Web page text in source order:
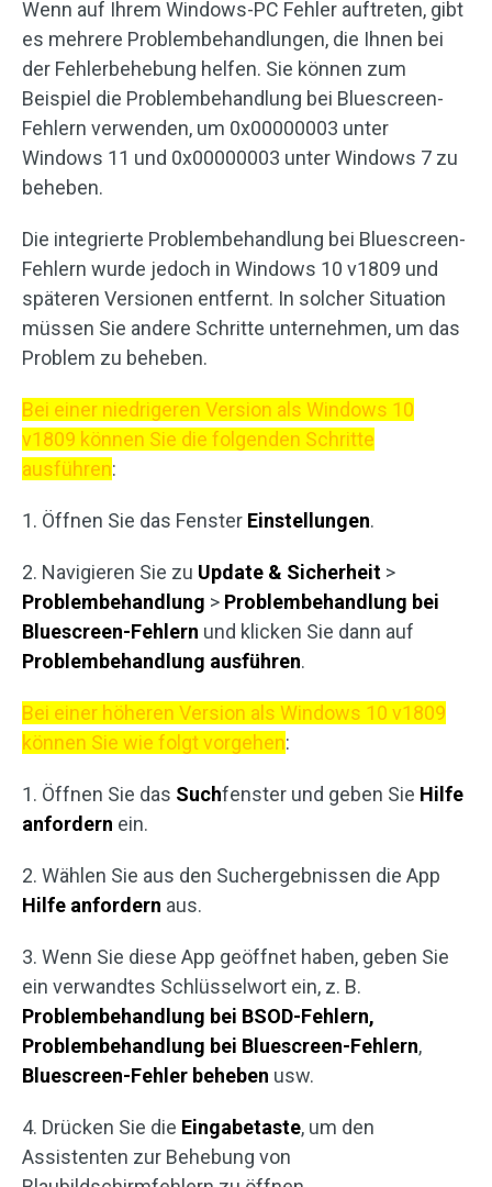
Wenn auf Ihrem Windows-PC Fehler auftreten, gibt
es mehrere Problembehandlungen, die Ihnen bei
der Fehlerbehebung helfen. Sie können zum
Beispiel die Problembehandlung bei Bluescreen-
Fehlern verwenden, um 0x00000003 unter
Windows 11 und 0x00000003 unter Windows 7 zu
beheben.
Die integrierte Problembehandlung bei Bluescreen-
Fehlern wurde jedoch in Windows 10 v1809 und
späteren Versionen entfernt. In solcher Situation
müssen Sie andere Schritte unternehmen, um das
Problem zu beheben.
Bei einer niedrigeren Version als Windows 10
v1809 können Sie die folgenden Schritte
ausführen:
1. Öffnen Sie das Fenster Einstellungen.
2. Navigieren Sie zu Update & Sicherheit >
Problembehandlung > Problembehandlung bei
Bluescreen-Fehlern und klicken Sie dann auf
Problembehandlung ausführen.
Bei einer höheren Version als Windows 10 v1809
können Sie wie folgt vorgehen:
1. Öffnen Sie das Suchfenster und geben Sie Hilfe
anfordern ein.
2. Wählen Sie aus den Suchergebnissen die App
Hilfe anfordern aus.
3. Wenn Sie diese App geöffnet haben, geben Sie
ein verwandtes Schlüsselwort ein, z. B.
Problembehandlung bei BSOD-Fehlern,
Problembehandlung bei Bluescreen-Fehlern,
Bluescreen-Fehler beheben usw.
4. Drücken Sie die Eingabetaste, um den
Assistenten zur Behebung von